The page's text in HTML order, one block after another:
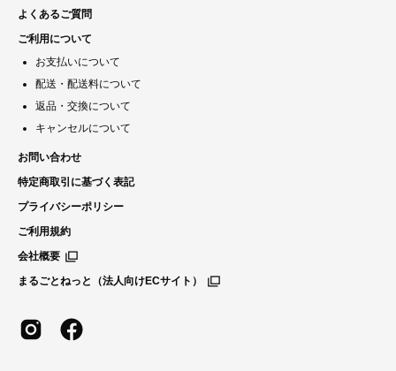
よくあるご質問
ご利用について
お支払いについて
配送・配送料について
返品・交換について
キャンセルについて
お問い合わせ
特定商取引に基づく表記
プライバシーポリシー
ご利用規約
会社概要
まるごとねっと（法人向けECサイト）